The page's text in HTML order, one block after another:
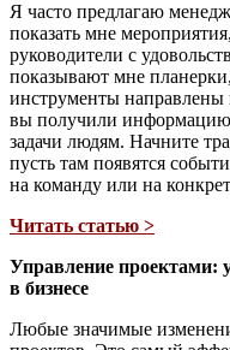
Я часто предлагаю
показать мне
руководители с
показывают мне
инструменты
вы получили информацию
задачи людям. Начните
пусть там появятся
на команду или на
Читать статью >
Управление проектами:
в бизнесе
Любые значимые